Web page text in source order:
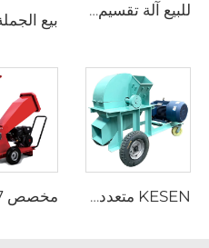
للبيع آلة تقسيم الخشب بالبنزين آلة تقسيم الخشب من 7 طن إلى 25 طن تقسيم السجلات
KESEN متعددة الوظائف سحق رقائق الخشب إلى نشارة الخشب آلة صنع النشارة